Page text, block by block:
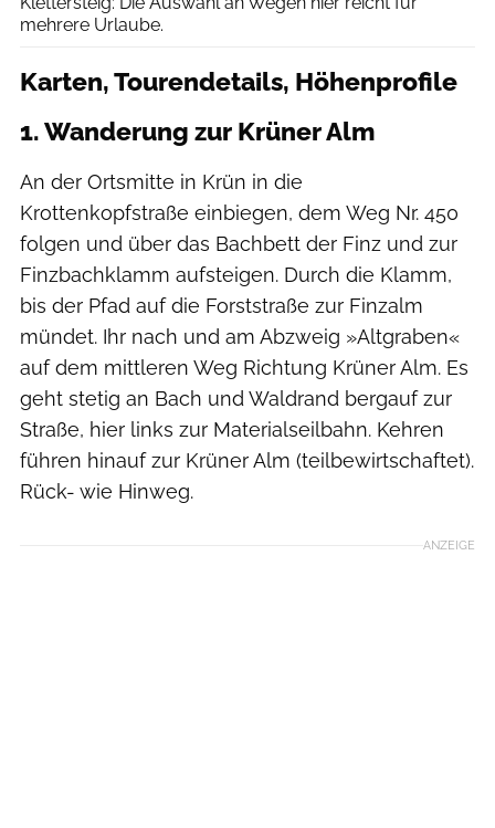
mehrere Urlaube.
Karten, Tourendetails, Höhenprofile
1. Wanderung zur Krüner Alm
An der Ortsmitte in Krün in die
Krottenkopfstraße einbiegen, dem Weg Nr. 450
folgen und über das Bachbett der Finz und zur
Finzbachklamm aufsteigen. Durch die Klamm,
bis der Pfad auf die Forststraße zur Finzalm
mündet. Ihr nach und am Abzweig »Altgraben«
auf dem mittleren Weg Richtung Krüner Alm. Es
geht stetig an Bach und Waldrand bergauf zur
Straße, hier links zur Materialseilbahn. Kehren
führen hinauf zur Krüner Alm (teilbewirtschaftet).
Rück- wie Hinweg.
ANZEIGE